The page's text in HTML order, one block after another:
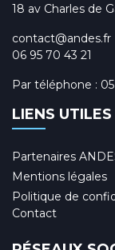
18 av Charles de
contact@andes.fr
06 95 70 43 21
Par téléphone :
LIENS UTILES
Partenaires
Mentions légales
Politique de
Contact